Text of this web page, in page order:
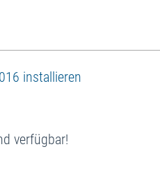
installieren
verfügbar!